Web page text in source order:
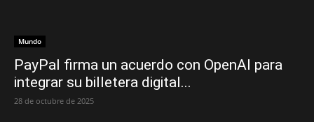
Mundo
PayPal firma un acuerdo con OpenAI para
integrar su billetera digital...
28 de octubre de 2025